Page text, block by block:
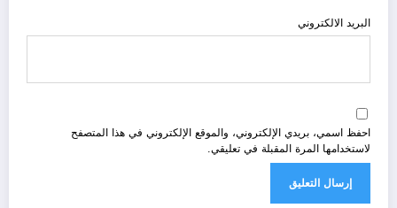
البريد الالكتروني
احفظ اسمي، بريدي الإلكتروني، والموقع الإلكتروني في هذا المتصفح
لاستخدامها المرة المقبلة في تعليقي.